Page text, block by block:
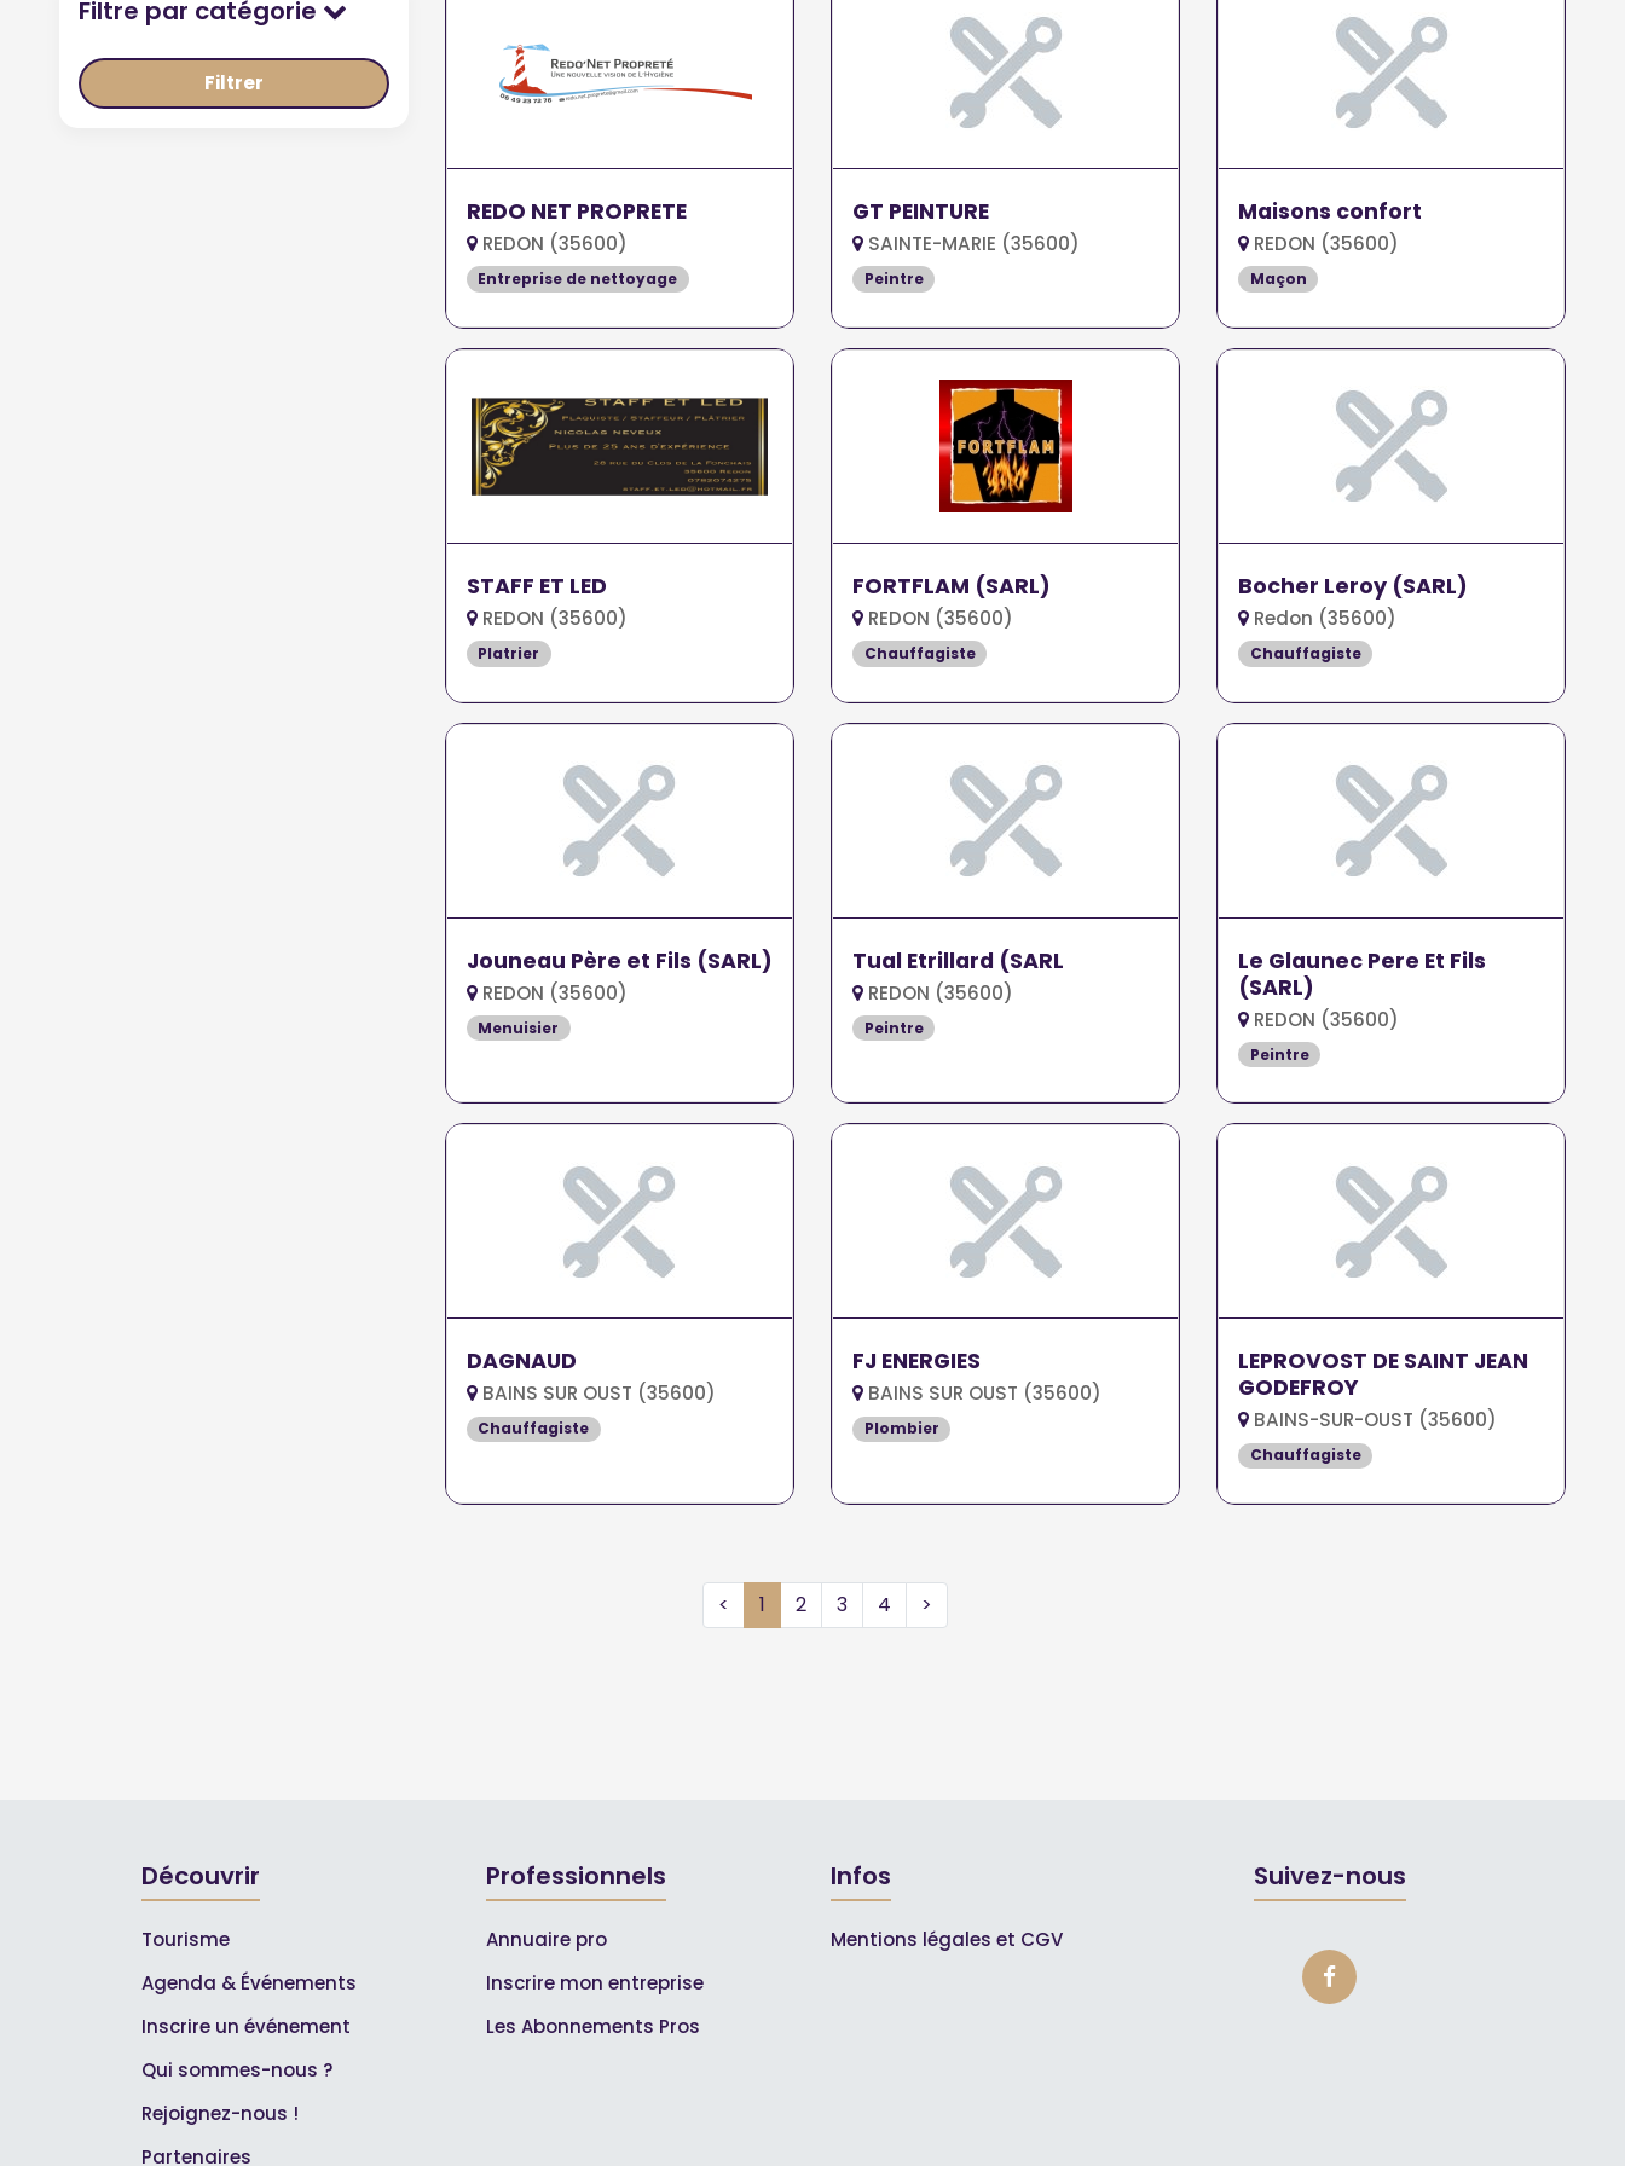
Filtre par catégorie
Filtrer
REDO NET PROPRETE
REDON (35600)
Entreprise de nettoyage
GT PEINTURE
SAINTE-MARIE (35600)
Peintre
Maisons confort
REDON (35600)
Maçon
STAFF ET LED
REDON (35600)
Platrier
FORTFLAM (SARL)
REDON (35600)
Chauffagiste
Bocher Leroy (SARL)
Redon (35600)
Chauffagiste
Jouneau Père et Fils (SARL)
REDON (35600)
Menuisier
Tual Etrillard (SARL
REDON (35600)
Peintre
Le Glaunec Pere Et Fils
(SARL)
REDON (35600)
Peintre
DAGNAUD
BAINS SUR OUST (35600)
Chauffagiste
FJ ENERGIES
BAINS SUR OUST (35600)
Plombier
LEPROVOST DE SAINT JEAN
GODEFROY
BAINS-SUR-OUST (35600)
Chauffagiste
< 1 2 3 4 >
Découvrir
Tourisme
Agenda & Événements
Inscrire un événement
Qui sommes-nous ?
Rejoignez-nous !
Partenaires
Professionnels
Annuaire pro
Inscrire mon entreprise
Les Abonnements Pros
Infos
Mentions légales et CGV
Suivez-nous